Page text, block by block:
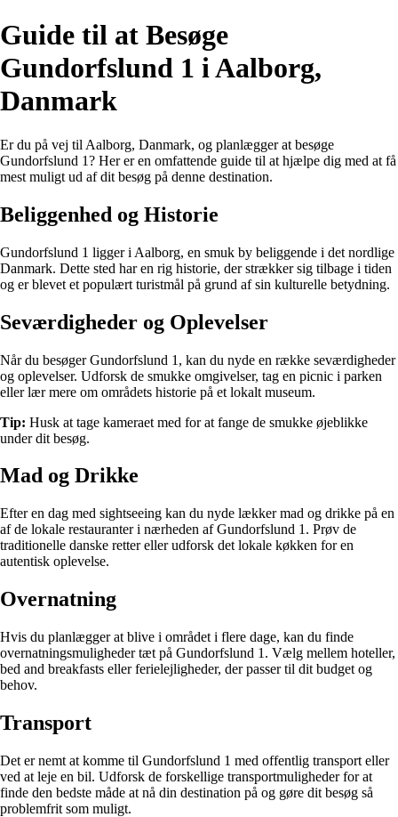
Guide til at Besøge
Gundorfslund 1 i Aalborg,
Danmark
Er du på vej til Aalborg, Danmark, og planlægger at besøge
Gundorfslund 1? Her er en omfattende guide til at hjælpe dig med at få
mest muligt ud af dit besøg på denne destination.
Beliggenhed og Historie
Gundorfslund 1 ligger i Aalborg, en smuk by beliggende i det nordlige
Danmark. Dette sted har en rig historie, der strækker sig tilbage i tiden
og er blevet et populært turistmål på grund af sin kulturelle betydning.
Seværdigheder og Oplevelser
Når du besøger Gundorfslund 1, kan du nyde en række seværdigheder
og oplevelser. Udforsk de smukke omgivelser, tag en picnic i parken
eller lær mere om områdets historie på et lokalt museum.
Tip: Husk at tage kameraet med for at fange de smukke øjeblikke
under dit besøg.
Mad og Drikke
Efter en dag med sightseeing kan du nyde lækker mad og drikke på en
af de lokale restauranter i nærheden af Gundorfslund 1. Prøv de
traditionelle danske retter eller udforsk det lokale køkken for en
autentisk oplevelse.
Overnatning
Hvis du planlægger at blive i området i flere dage, kan du finde
overnatningsmuligheder tæt på Gundorfslund 1. Vælg mellem hoteller,
bed and breakfasts eller ferielejligheder, der passer til dit budget og
behov.
Transport
Det er nemt at komme til Gundorfslund 1 med offentlig transport eller
ved at leje en bil. Udforsk de forskellige transportmuligheder for at
finde den bedste måde at nå din destination på og gøre dit besøg så
problemfrit som muligt.